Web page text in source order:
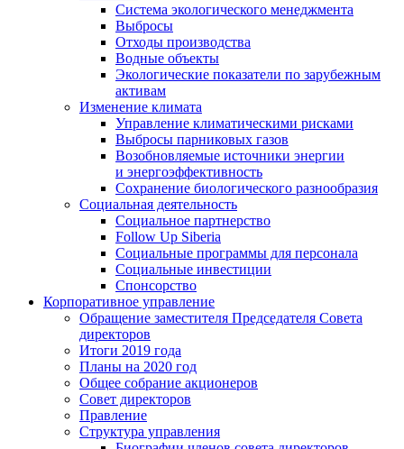
Система экологического менеджмента
Выбросы
Отходы производства
Водные объекты
Экологические показатели по зарубежным
активам
Изменение климата
Управление климатическими рисками
Выбросы парниковых газов
Возобновляемые источники энергии
и энергоэффективность
Сохранение биологического разнообразия
Социальная деятельность
Социальное партнерство
Follow Up Siberia
Социальные программы для персонала
Социальные инвестиции
Спонсорство
Корпоративное управление
Обращение заместителя Председателя Совета
директоров
Итоги 2019 года
Планы на 2020 год
Общее собрание акционеров
Совет директоров
Правление
Структура управления